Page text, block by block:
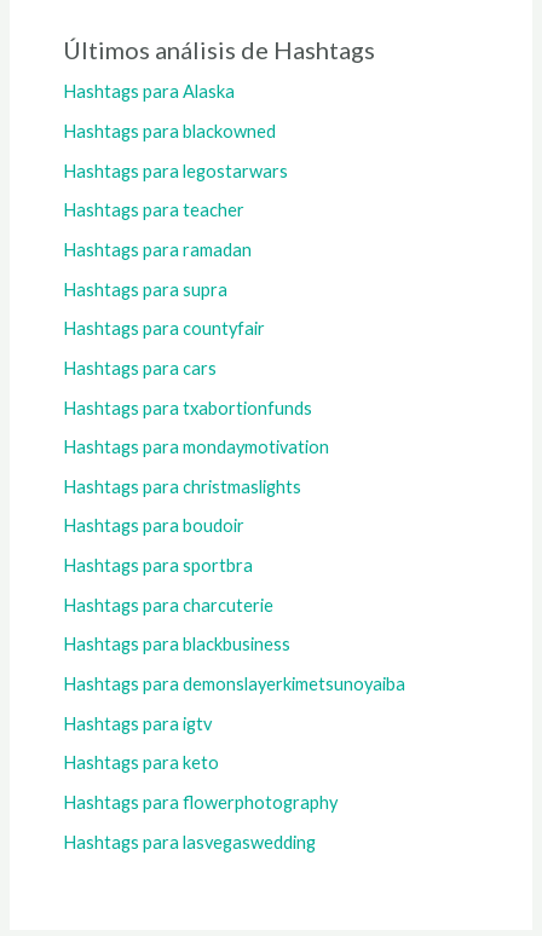
Últimos análisis de Hashtags
Hashtags para Alaska
Hashtags para blackowned
Hashtags para legostarwars
Hashtags para teacher
Hashtags para ramadan
Hashtags para supra
Hashtags para countyfair
Hashtags para cars
Hashtags para txabortionfunds
Hashtags para mondaymotivation
Hashtags para christmaslights
Hashtags para boudoir
Hashtags para sportbra
Hashtags para charcuterie
Hashtags para blackbusiness
Hashtags para demonslayerkimetsunoyaiba
Hashtags para igtv
Hashtags para keto
Hashtags para flowerphotography
Hashtags para lasvegaswedding